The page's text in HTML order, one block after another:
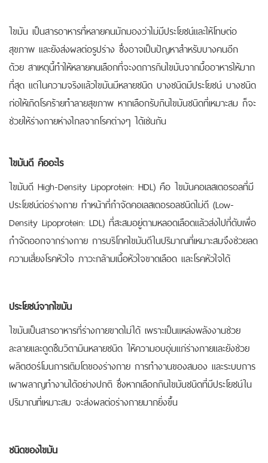
ไขมัน เป็นสารอาหารที่หลายคนมักมองว่าไม่มีประโยชน์และให้โทษต่อ
สุขภาพ และยังส่งผลต่อรูปร่าง ซึ่งอาจเป็นปัญหาสำหรับบางคนอีก
ด้วย สาเหตุนี้ทำให้หลายคนเลือกที่จะงดการกินไขมันจากมื้ออาหารให้มาก
ที่สุด แต่ในความจริงแล้วไขมันมีหลายชนิด บางชนิดมีประโยชน์ บางชนิด
ก่อให้เกิดโรคร้ายทำลายสุขภาพ หากเลือกรับกินไขมันชนิดที่เหมาะสม ก็จะ
ช่วยให้ร่างกายห่างไกลจากโรคต่างๆ ได้เช่นกัน
ไขมันดี คืออะไร
ไขมันดี High-Density Lipoprotein: HDL) คือ ไขมันคอเลสเตอรอลที่มี
ประโยชน์ต่อร่างกาย ทำหน้าที่กำจัดคอเลสเตอรอลชนิดไม่ดี (Low-
Density Lipoprotein: LDL) ที่สะสมอยู่ตามหลอดเลือดแล้วส่งไปที่ตับเพื่อ
กำจัดออกจากร่างกาย การบริโภคไขมันดีในปริมาณที่เหมาะสมจึงช่วยลด
ความเสี่ยงโรคหัวใจ ภาวะกล้ามเนื้อหัวใจขาดเลือด และโรคหัวใจได้
ประโยชน์จากไขมัน
ไขมันเป็นสารอาหารที่ร่างกายขาดไม่ได้ เพราะเป็นแหล่งพลังงานช่วย
ละลายและดูดซึมวิตามินหลายชนิด ให้ความอบอุ่มแก่ร่างกายและยังช่วย
ผลิตฮอร์โมนการเติมโตของร่างกาย การทำงานของสมอง และระบบการ
เผาผลาญทำงานได้อย่างปกติ ซึ่งหากเลือกกินไขมันชนิดที่มีประโยชน์ใน
ปริมาณที่เหมาะสม จะส่งผลต่อร่างกายมากยิ่งขึ้น
ชนิดของไขมัน